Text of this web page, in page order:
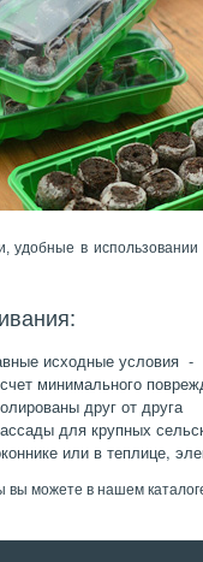
удобные в
исходные условия -
минимального
друг от друга
для крупных
или в теплице,
вы можете в нашем